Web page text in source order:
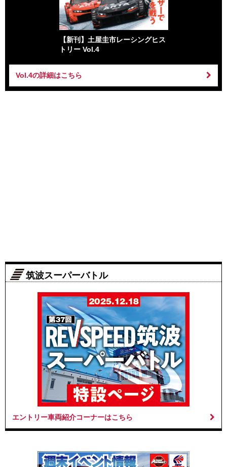
【新刊】土屋圭市レーシングヒス
トリー Vol.4
Vol.4の詳細はこちら
筑波スーパーバトル
エントリー車両紹介コーナーはこちら